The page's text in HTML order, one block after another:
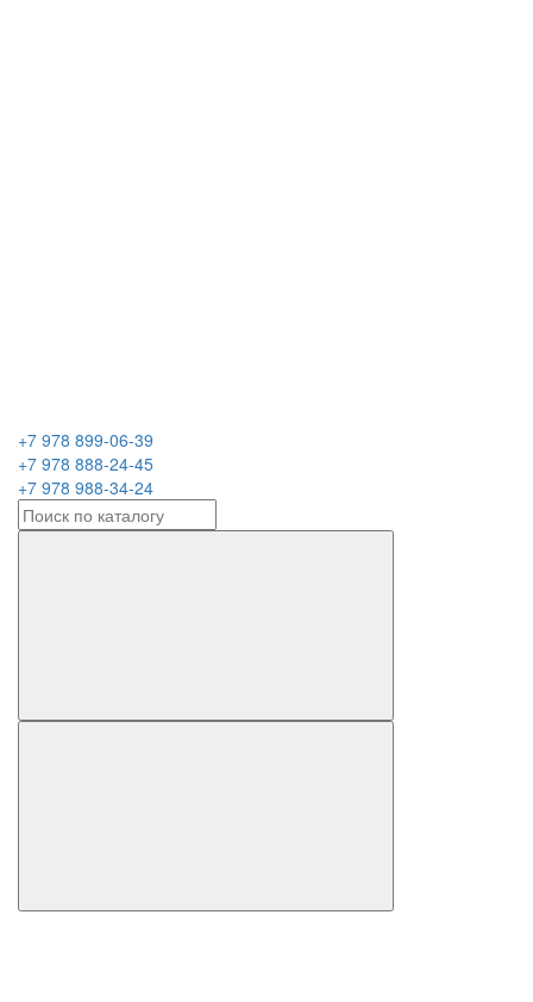
+7 978 899-06-39
+7 978 888-24-45
+7 978 988-34-24